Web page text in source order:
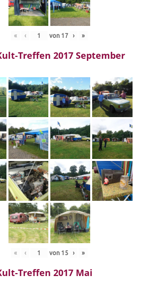
« ‹ von 17 › »
Treffen 2017 September
« ‹ von 15 › »
Treffen 2017 Mai